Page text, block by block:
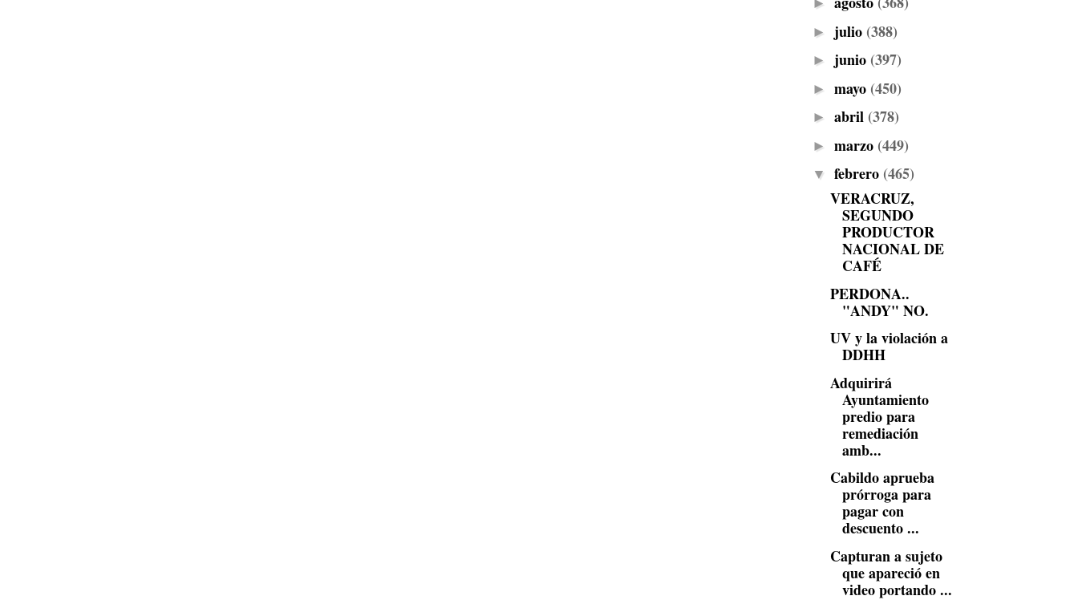
►
► julio (388)
► junio (397)
► mayo (450)
► abril (378)
► marzo (449)
▼ febrero (465)
VERACRUZ,
SEGUNDO
PRODUCTOR
NACIONAL DE
CAFÉ
PERDONA..
"ANDY" NO.
UV y la violación a
DDHH
Adquirirá
Ayuntamiento
predio para
remediación
amb...
Cabildo aprueba
prórroga para
pagar con
descuento ...
Capturan a sujeto
que apareció en
video portando ...